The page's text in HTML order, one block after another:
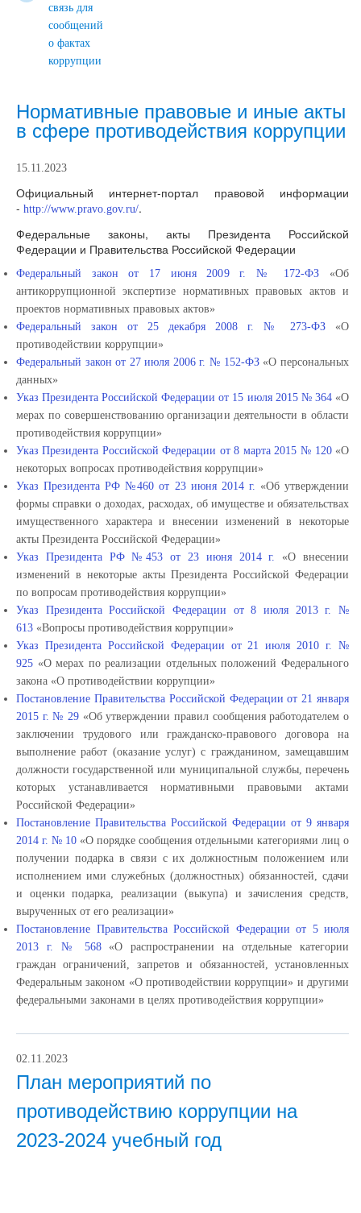
связь для
сообщений
о фактах
коррупции
Нормативные правовые и иные акты
в сфере противодействия коррупции
15.11.2023
Официальный интернет-портал правовой информации
- http://www.pravo.gov.ru/.
Федеральные законы, акты Президента Российской
Федерации и Правительства Российской Федерации
Федеральный закон от 17 июня 2009 г. № 172-ФЗ «Об
антикоррупционной экспертизе нормативных правовых актов и
проектов нормативных правовых актов»
Федеральный закон от 25 декабря 2008 г. № 273-ФЗ «О
противодействии коррупции»
Федеральный закон от 27 июля 2006 г. № 152-ФЗ«О персональных
данных»
Указ Президента Российской Федерации от 15 июля 2015 № 364«О
мерах по совершенствованию организации деятельности в области
противодействия коррупции»
Указ Президента Российской Федерации от 8 марта 2015 № 120«О
некоторых вопросах противодействия коррупции»
Указ Президента РФ №460 от 23 июня 2014 г. «Об утверждении
формы справки о доходах, расходах, об имуществе и обязательствах
имущественного характера и внесении изменений в некоторые
акты Президента Российской Федерации»
Указ Президента РФ №453 от 23 июня 2014 г. «О внесении
изменений в некоторые акты Президента Российской Федерации
по вопросам противодействия коррупции»
Указ Президента Российской Федерации от 8 июля 2013 г. №
613 «Вопросы противодействия коррупции»
Указ Президента Российской Федерации от 21 июля 2010 г. №
925 «О мерах по реализации отдельных положений Федерального
закона «О противодействии коррупции»
Постановление Правительства Российской Федерации от 21 января
2015 г. № 29«Об утверждении правил сообщения работодателем о
заключении трудового или гражданско-правового договора на
выполнение работ (оказание услуг) с гражданином, замещавшим
должности государственной или муниципальной службы, перечень
которых устанавливается нормативными правовыми актами
Российской Федерации»
Постановление Правительства Российской Федерации от 9 января
2014 г. № 10 «О порядке сообщения отдельными категориями лиц о
получении подарка в связи с их должностным положением или
исполнением ими служебных (должностных) обязанностей, сдачи
и оценки подарка, реализации (выкупа) и зачисления средств,
вырученных от его реализации»
Постановление Правительства Российской Федерации от 5 июля
2013 г. № 568«О распространении на отдельные категории
граждан ограничений, запретов и обязанностей, установленных
Федеральным законом «О противодействии коррупции» и другими
федеральными законами в целях противодействия коррупции»
02.11.2023
План мероприятий по
противодействию коррупции на
2023-2024 учебный год